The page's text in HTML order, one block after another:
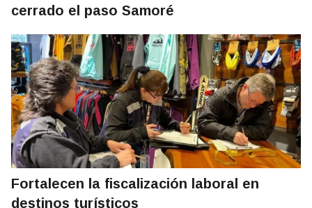
cerrado el paso Samoré
Fortalecen la fiscalización laboral en
destinos turísticos